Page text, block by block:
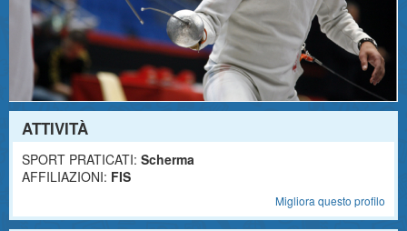
ATTIVITÀ
SPORT PRATICATI: Scherma
AFFILIAZIONI: FIS
Migliora questo profilo